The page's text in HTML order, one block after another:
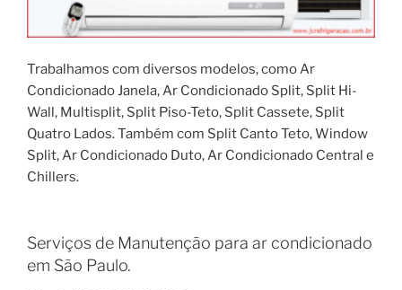
Trabalhamos com diversos modelos, como Ar
Condicionado Janela, Ar Condicionado Split, Split Hi-
Wall, Multisplit, Split Piso-Teto, Split Cassete, Split
Quatro Lados. Também com Split Canto Teto, Window
Split, Ar Condicionado Duto, Ar Condicionado Central e
Chillers.
Serviços de Manutenção para ar condicionado
em São Paulo.